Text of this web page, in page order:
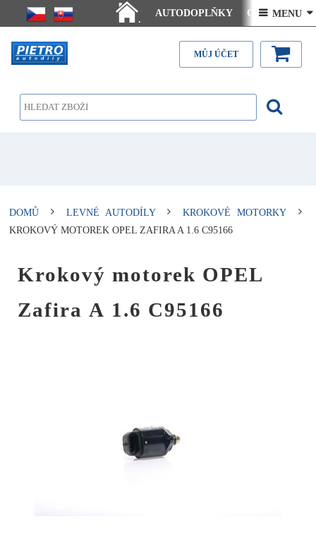
.
AUTODOPLŇKY Ceny doručení
Články - návody Kontakt
 MENU 
MŮJ ÚČET
DOMŮ LEVNÉ AUTODÍLY
KROKOVÉ MOTORKY
KROKOVÝ MOTOREK OPEL ZAFIRA A 1.6 C95166
Krokový motorek OPEL
Zafira A 1.6 C95166